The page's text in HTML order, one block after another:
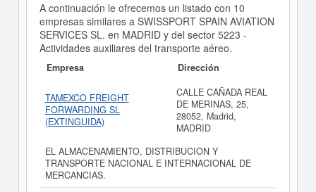
A continuación le ofrecemos un listado con 10
empresas similares a SWISSPORT SPAIN AVIATION
SERVICES SL. en MADRID y del sector 5223 -
Actividades auxiliares del transporte aéreo.
Empresa Dirección
TAMEXCO FREIGHT
FORWARDING SL
(EXTINGUIDA)
CALLE CAÑADA REAL
DE MERINAS, 25,
28052, Madrid,
MADRID
EL ALMACENAMIENTO, DISTRIBUCION Y
TRANSPORTE NACIONAL E INTERNACIONAL DE
MERCANCIAS.